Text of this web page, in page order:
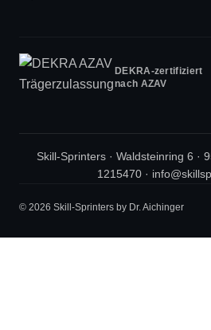
DEKRA-zertifiziert
nach AZAV
Skill-Sprinters · Waldsteinring 6 ·
1215470 ·
© 2026 Skill-Sprinters by Dr. Aichinger